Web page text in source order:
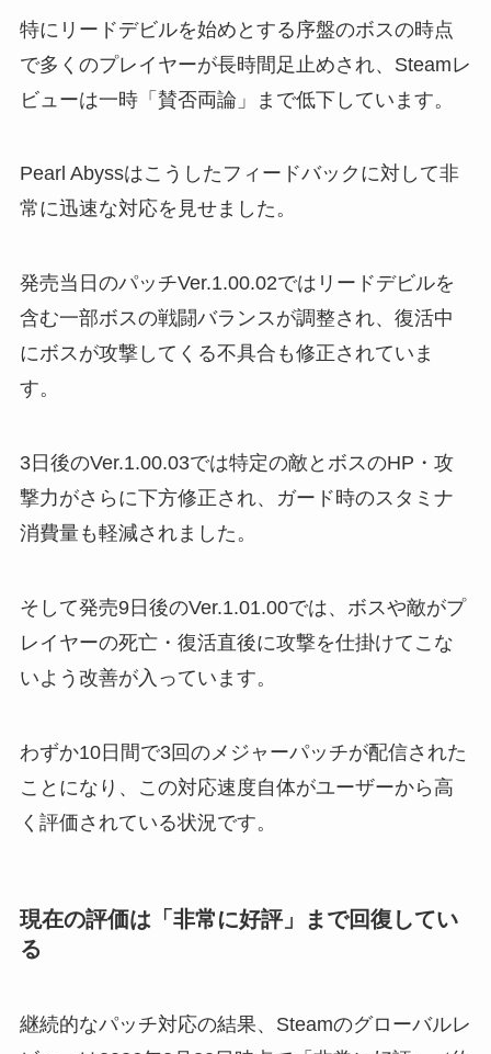
特にリードデビルを始めとする序盤のボスの時点
で多くのプレイヤーが長時間足止めされ、Steamレ
ビューは一時「賛否両論」まで低下しています。
Pearl Abyssはこうしたフィードバックに対して非
常に迅速な対応を見せました。
発売当日のパッチVer.1.00.02ではリードデビルを
含む一部ボスの戦闘バランスが調整され、復活中
にボスが攻撃してくる不具合も修正されていま
す。
3日後のVer.1.00.03では特定の敵とボスのHP・攻
撃力がさらに下方修正され、ガード時のスタミナ
消費量も軽減されました。
そして発売9日後のVer.1.01.00では、ボスや敵がプ
レイヤーの死亡・復活直後に攻撃を仕掛けてこな
いよう改善が入っています。
わずか10日間で3回のメジャーパッチが配信された
ことになり、この対応速度自体がユーザーから高
く評価されている状況です。
現在の評価は「非常に好評」まで回復してい
る
継続的なパッチ対応の結果、Steamのグローバルレ